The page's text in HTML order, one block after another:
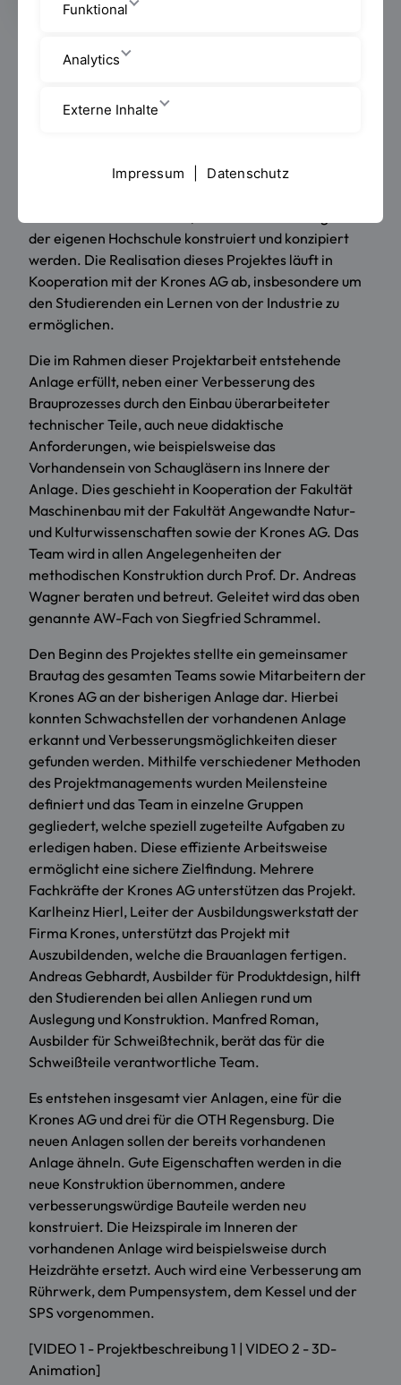
VIDEO 1 - Projektbeschreibung 1
Das Interesse am AW-Fach war so groß, dass eine
vielschichtiges Konstruktionsprojekt ist, welches im
der eigenen Hochschule konstruiert und konzipiert
werden. Die Realisation dieses Projektes läuft in
Kooperation mit der Krones AGab, insbesondere um
den Studierenden ein Lernen von der Industrie zu
ermöglichen.
Die im Rahmen dieser Projektarbeit entstehende
Anlage erfüllt, neben einer Verbesserung des
Brauprozesses durch den Einbau überarbeiteter
technischer Teile, auch neue didaktische
Anforderungen, wie beispielsweise das
Vorhandensein von Schaugläsern ins Innere der
Anlage. Dies geschieht in Kooperation der Fakultät
Maschinenbau mit der FakultätAngewandte Natur-
und Kulturwissenschaften sowie der Krones AG. Das
Team wird in allen Angelegenheiten der
methodischen Konstruktion durch Prof. Dr. Andreas
Wagner beraten und betreut. Geleitet wird das oben
genannte AW-Fach von Siegfried Schrammel.
Den Beginn des Projektes stellte ein gemeinsamer
Brautag des gesamten Teams sowie Mitarbeitern der
Krones AG an der bisherigen Anlage dar. Hierbei
konnten Schwachstellen der vorhandenen Anlage
erkannt und Verbesserungsmöglichkeiten dieser
gefunden werden. Mithilfe verschiedener Methoden
des Projektmanagements wurden Meilensteine
definiert und das Team in einzelne Gruppen
gegliedert, welche speziell zugeteilte Aufgaben zu
erledigen haben. Diese effiziente Arbeitsweise
ermöglicht eine sichere Zielfindung. Mehrere
Fachkräfte der Krones AG unterstützen das Projekt.
Karlheinz Hierl, Leiter der Ausbildungswerkstatt der
Firma Krones, unterstützt das Projekt mit
Auszubildenden, welche die Brauanlagen fertigen.
Andreas Gebhardt, Ausbilder für Produktdesign, hilft
den Studierenden bei allen Anliegen rund um
Auslegung und Konstruktion. Manfred Roman,
Ausbilder für Schweißtechnik, berät das für die
Schweißteile verantwortliche Team.
Es entstehen insgesamt vier Anlagen, eine für die
Krones AG und drei für die OTH Regensburg. Die
neuen Anlagen sollen der bereits vorhandenen
Anlage ähneln. Gute Eigenschaften werden in die
neue Konstruktion übernommen, andere
verbesserungswürdige Bauteile werden neu
konstruiert. Die Heizspirale im Inneren der
vorhandenen Anlage wird beispielsweise durch
Heizdrähte ersetzt. Auch wird eine Verbesserung am
Rührwerk, dem Pumpensystem, dem Kessel und der
SPS vorgenommen.
[VIDEO 1 - Projektbeschreibung 1 | VIDEO 2 - 3D-
Animation]
Funktional
Analytics
Externe Inhalte
Impressum Datenschutz